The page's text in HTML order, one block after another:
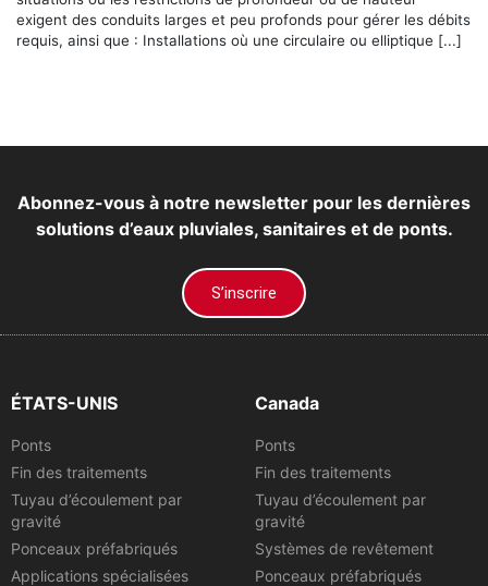
exigent des conduits larges et peu profonds pour gérer les débits
requis, ainsi que : Installations où une circulaire ou elliptique [...]
Abonnez-vous à notre newsletter pour les dernières
solutions d’eaux pluviales, sanitaires et de ponts.
S’inscrire
ÉTATS-UNIS
Ponts
Fin des traitements
Tuyau d’écoulement par
gravité
Ponceaux préfabriqués
Applications spécialisées
Canada
Ponts
Fin des traitements
Tuyau d’écoulement par
gravité
Systèmes de revêtement
Ponceaux préfabriqués